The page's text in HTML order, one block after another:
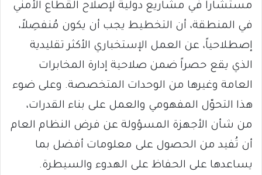
مستشاراً في مشاريع دولية لإصلاح القطاع الأمني
في المنطقة، أن التخطيط يجب أن يكون مُنفصِلاً،
إصطلاحياً، عن العمل الإستخباري الأكثر تقليدية
الذي يقع حصراً ضمن صلاحية إدارة المخابرات
العامة وغيرها من الوحدات المتخصصة. وعلى ضوء
هذا التحوّل المفهومي والعمل على بناء القدرات،
من شأن الأجهزة المسؤولة عن فرض النظام العام
أن تُفيد من الحصول على معلومات أفضل بما
يساعدها على الحفاظ على الهدوء والسيطرة.